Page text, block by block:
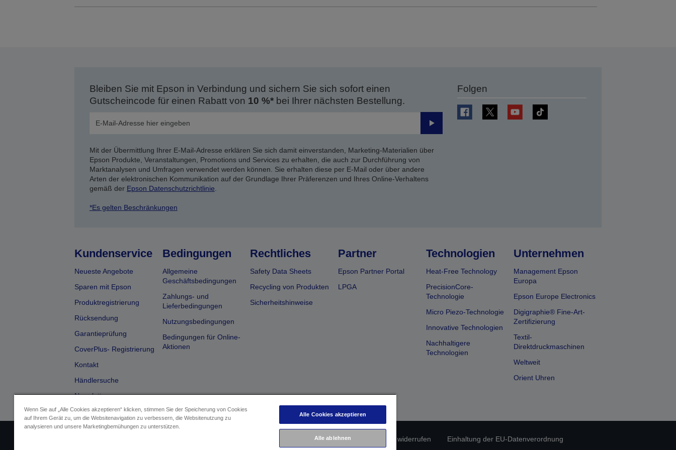
Bleiben Sie mit Epson in Verbindung und sichern Sie sich sofort einen
Gutscheincode für einen Rabatt von 10 %*bei Ihrer nächsten Bestellung.
Senden
Mit der Übermittlung Ihrer E-Mail-Adresse erklären Sie sich damit einverstanden, Marketing-Materialien über
Epson Produkte, Veranstaltungen, Promotions und Services zu erhalten, die auch zur Durchführung von
Marktanalysen und Umfragen verwendet werden können. Sie erhalten diese per E-Mail oder über andere
Arten der elektronischen Kommunikation auf der Grundlage Ihrer Präferenzen und Ihres Online-Verhaltens
gemäß der Epson Datenschutzrichtlinie.
*Es gelten Beschränkungen
Folgen
Kundenservice
Neueste Angebote
Sparen mit Epson
Produktregistrierung
Rücksendung
Garantieprüfung
CoverPlus- Registrierung
Kontakt
Händlersuche
Newsletter
Bedingungen
Allgemeine
Geschäftsbedingungen
Zahlungs- und
Lieferbedingungen
Nutzungsbedingungen
Bedingungen für Online-
Aktionen
Rechtliches
Safety Data Sheets
Recycling von Produkten
Sicherheitshinweise
Partner
Epson Partner Portal
LPGA
Technologien
Heat-Free Technology
PrecisionCore-
Technologie
Micro Piezo-Technologie
Innovative Technologien
Nachhaltigere
Technologien
Unternehmen
Management Epson
Europa
Epson Europe Electronics
Digigraphie® Fine-Art-
Zertifizierung
Textil-
Direktdruckmaschinen
Weltweit
Orient Uhren
Datenschutzrichtlinie Vertrag widerrufen Einhaltung der EU-Datenverordnung
Wenn Sie auf „Alle Cookies akzeptieren“ klicken, stimmen Sie der Speicherung von Cookies
auf Ihrem Gerät zu, um die Websitenavigation zu verbessern, die Websitenutzung zu
analysieren und unsere Marketingbemühungen zu unterstützen.
Alle Cookies akzeptieren
Alle ablehnen